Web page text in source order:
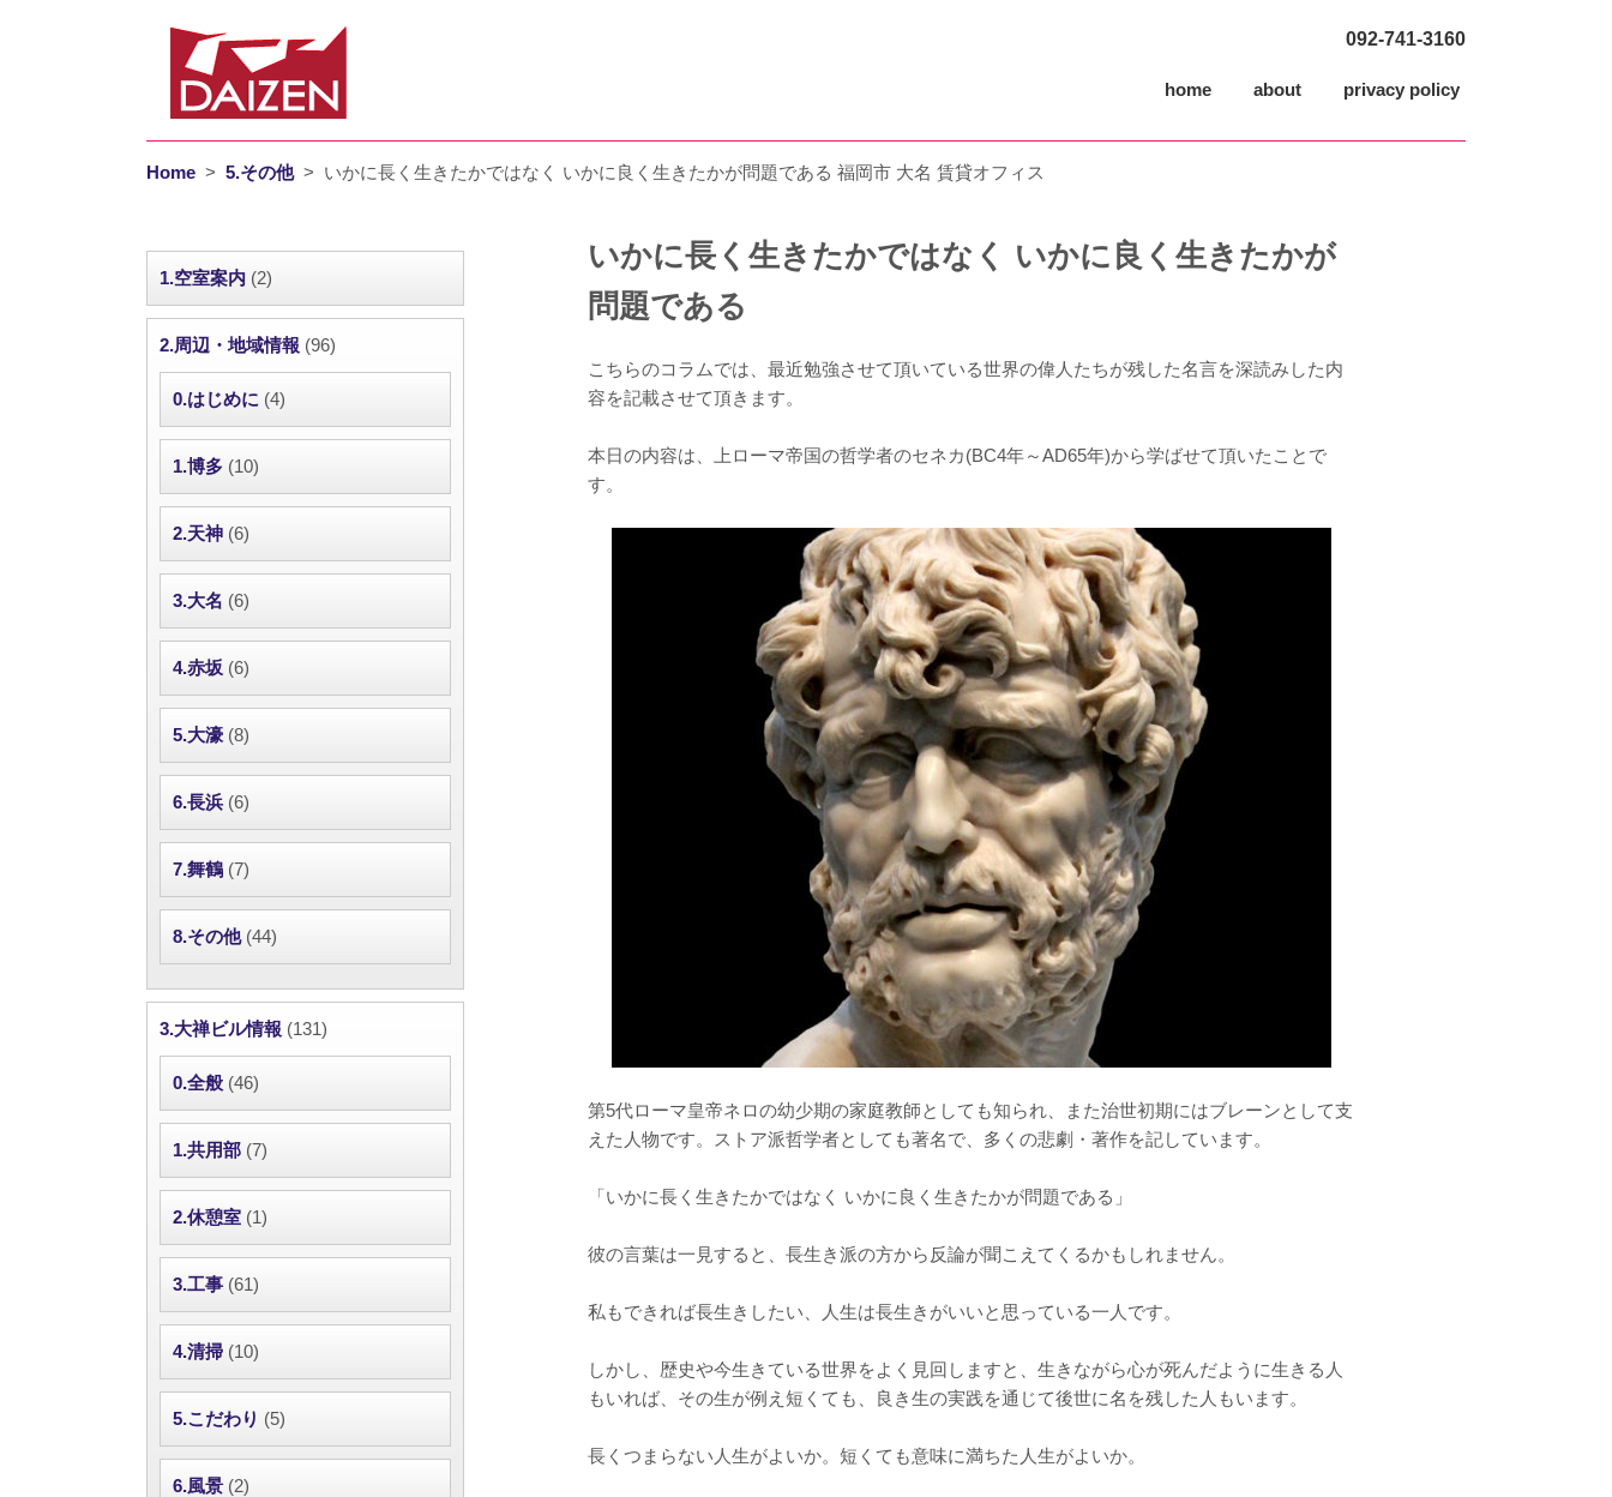
092-741-3160
home about privacy policy
Home > 5.その他> いかに長く生きたかではなく いかに良く生きたかが問題である 福岡市 大名 賃貸オフィス
いかに長く生きたかではなく いかに良く生きたかが
問題である
こちらのコラムでは、最近勉強させて頂いている世界の偉人たちが残した名言を深読みした内
容を記載させて頂きます。
本日の内容は、上ローマ帝国の哲学者のセネカ(BC4年～AD65年)から学ばせて頂いたことで
す。
第5代ローマ皇帝ネロの幼少期の家庭教師としても知られ、また治世初期にはブレーンとして支
えた人物です。ストア派哲学者としても著名で、多くの悲劇・著作を記しています。
「いかに長く生きたかではなく いかに良く生きたかが問題である」
彼の言葉は一見すると、長生き派の方から反論が聞こえてくるかもしれません。
私もできれば長生きしたい、人生は長生きがいいと思っている一人です。
しかし、歴史や今生きている世界をよく見回しますと、生きながら心が死んだように生きる人
もいれば、その生が例え短くても、良き生の実践を通じて後世に名を残した人もいます。
長くつまらない人生がよいか。短くても意味に満ちた人生がよいか。
1.空室案内 (2)
2.周辺・地域情報 (96)
0.はじめに (4)
1.博多 (10)
2.天神 (6)
3.大名 (6)
4.赤坂 (6)
5.大濠 (8)
6.長浜 (6)
7.舞鶴 (7)
8.その他(44)
3.大禅ビル情報 (131)
0.全般 (46)
1.共用部 (7)
2.休憩室 (1)
3.工事 (61)
4.清掃 (10)
5.こだわり (5)
6.風景 (2)